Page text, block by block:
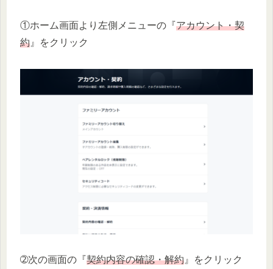
①ホーム画面より左側メニューの『アカウント・契
約 』をクリック
➁次の画面の『契約内容の確認・解約』をクリック